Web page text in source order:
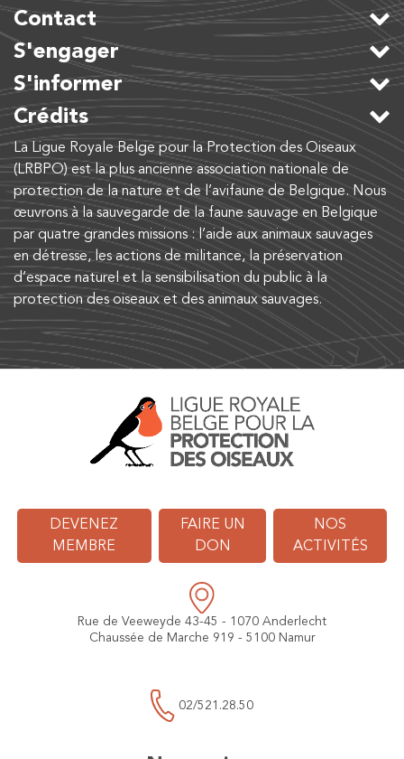
Contact
S'engager
S'informer
Crédits
La Ligue Royale Belge pour la Protection des Oiseaux
(LRBPO) est la plus ancienne association nationale de
protection de la nature et de l’avifaune de Belgique. Nous
œuvrons à la sauvegarde de la faune sauvage en Belgique
par quatre grandes missions : l’aide aux animaux sauvages
en détresse, les actions de militance, la préservation
d’espace naturel et la sensibilisation du public à la
protection des oiseaux et des animaux sauvages.
DEVENEZ
MEMBRE
FAIRE UN
DON
NOS
ACTIVITÉS
Rue de Veeweyde 43-45 - 1070 Anderlecht
Chaussée de Marche 919 - 5100 Namur
02/521.28.50